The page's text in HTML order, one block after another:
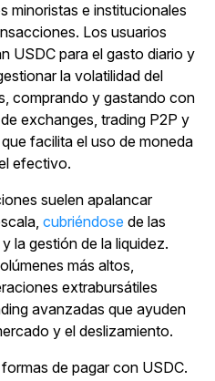
minoristas e institucionales
Los usuarios
USDC para el gasto diario y
la volatilidad del
comprando y gastando con
exchanges, trading P2P y
facilita el uso de moneda
efectivo.
suelen apalancar
cubriéndose de las
la gestión de la liquidez.
más altos,
extrabursátiles
avanzadas que ayuden
y el deslizamiento.
de pagar con USDC.